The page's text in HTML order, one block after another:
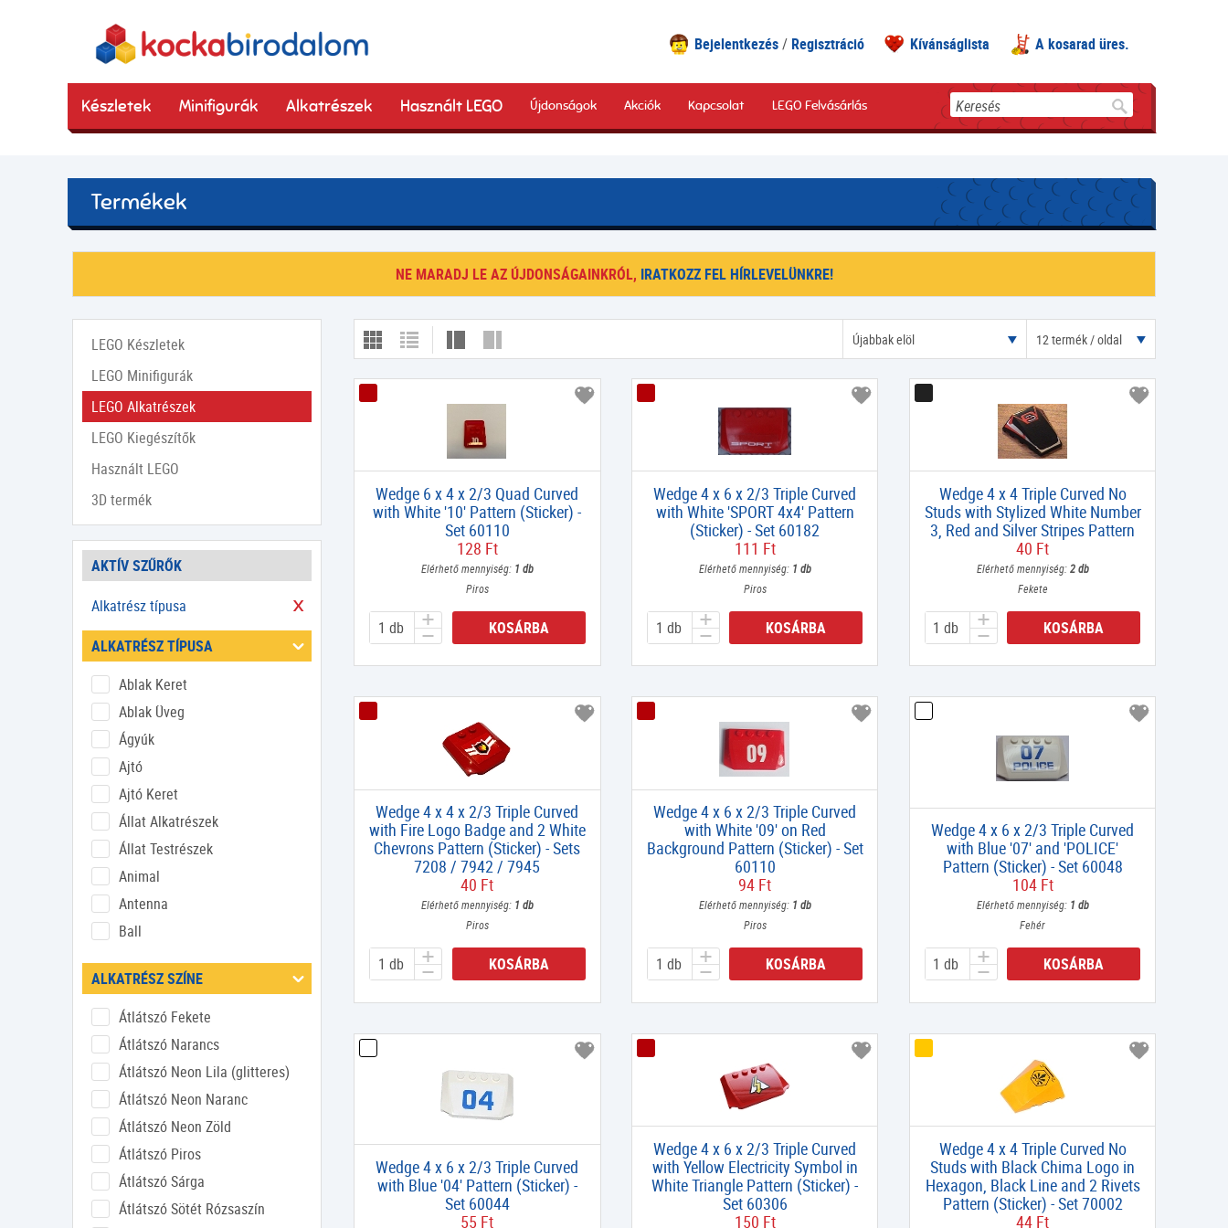
Bejelentkezés Regisztráció Kívánságlista A kosarad üres.
Készletek Minifigurák Alkatrészek Használt LEGO Újdonságok Akciók Kapcsolat LEGO Felvásárlás Keresés
Termékek
NE MARADJ LE AZ ÚJDONSÁGAINKRÓL, IRATKOZZ FEL HÍRLEVELÜNKRE!
LEGO Készletek
LEGO Minifigurák
LEGO Alkatrészek
LEGO Kiegészítők
Használt LEGO
3D termék
AKTÍV SZŰRŐK
Alkatrész típusa
ALKATRÉSZ TÍPUSA
Ablak Keret
Ablak Üveg
Ágyúk
Ajtó
Ajtó Keret
Állat Alkatrészek
Állat Testrészek
Animal
Antenna
Ball
Baseplate
Bionicle
Boltív
Brick
Csap
Csempe
Csempe Kerek
Csempe Mintás
Csempe Mintás Kerek
Csempe Mintás Módosított
ALKATRÉSZ SZÍNE
Átlátszó Fekete
Átlátszó Narancs
Átlátszó Neon Lila (glitteres)
Átlátszó Neon Naranc
Átlátszó Neon Zöld
Átlátszó Piros
Átlátszó Sárga
Átlátszó Sötét Rózsaszín
Újabbak elöl 12 termék / oldal
Wedge 6 x 4 x 2/3 Quad Curved
with White '10' Pattern (Sticker) -
Set 60110
128 Ft
Elérhető mennyiség: 1 db
Piros
KOSÁRBA
Wedge 4 x 6 x 2/3 Triple Curved
with White 'SPORT 4x4' Pattern
(Sticker) - Set 60182
111 Ft
Elérhető mennyiség: 1 db
Piros
KOSÁRBA
Wedge 4 x 4 Triple Curved No
Studs with Stylized White Number
3, Red and Silver Stripes Pattern
40 Ft
Elérhető mennyiség:2 db
Fekete
KOSÁRBA
Wedge 4 x 4 x 2/3 Triple Curved
with Fire Logo Badge and 2 White
Chevrons Pattern (Sticker) - Sets
7208 / 7942 / 7945
40 Ft
Elérhető mennyiség: 1 db
Piros
KOSÁRBA
Wedge 4 x 6 x 2/3 Triple Curved
with White '09' on Red
Background Pattern (Sticker) - Set
60110
94 Ft
Elérhető mennyiség: 1 db
Piros
KOSÁRBA
Wedge 4 x 6 x 2/3 Triple Curved
with Blue '07' and 'POLICE'
Pattern (Sticker) - Set 60048
104 Ft
Elérhető mennyiség: 1 db
Fehér
KOSÁRBA
Wedge 4 x 6 x 2/3 Triple Curved
with Blue '04' Pattern (Sticker) -
Set 60044
55 Ft
Wedge 4 x 6 x 2/3 Triple Curved
with Yellow Electricity Symbol in
White Triangle Pattern (Sticker) -
Set 60306
150 Ft
Wedge 4 x 4 Triple Curved No
Studs with Black Chima Logo in
Hexagon, Black Line and 2 Rivets
Pattern (Sticker) - Set 70002
44 Ft